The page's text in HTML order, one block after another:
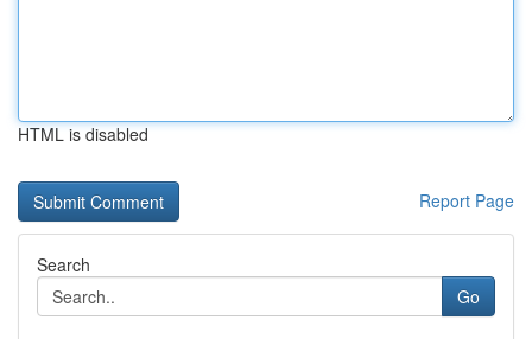
HTML is disabled
Report Page
Search
Go